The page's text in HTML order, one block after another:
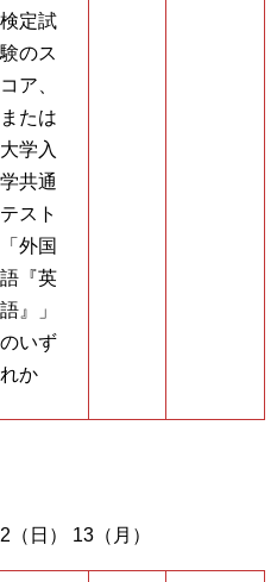
検定試
験のス
コア、
または
大学入
学共通
テスト
「外国
語『英
語』」
のいず
れか
日） 13（月）